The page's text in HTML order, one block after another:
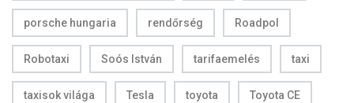
porsche hungaria rendőrség Roadpol
Robotaxi Soós István tarifaemelés taxi
taxisok világa Tesla toyota Toyota CE